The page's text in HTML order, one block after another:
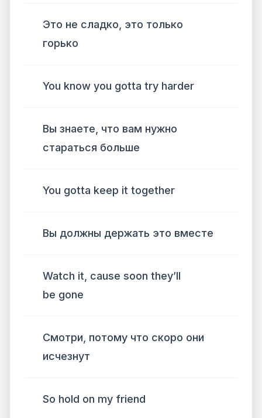
Это не сладко, это только
горько
You know you gotta try harder
Вы знаете, что вам нужно
стараться больше
You gotta keep it together
Вы должны держать это вместе
Watch it, cause soon they’ll
be gone
Смотри, потому что скоро они
исчезнут
So hold on my friend